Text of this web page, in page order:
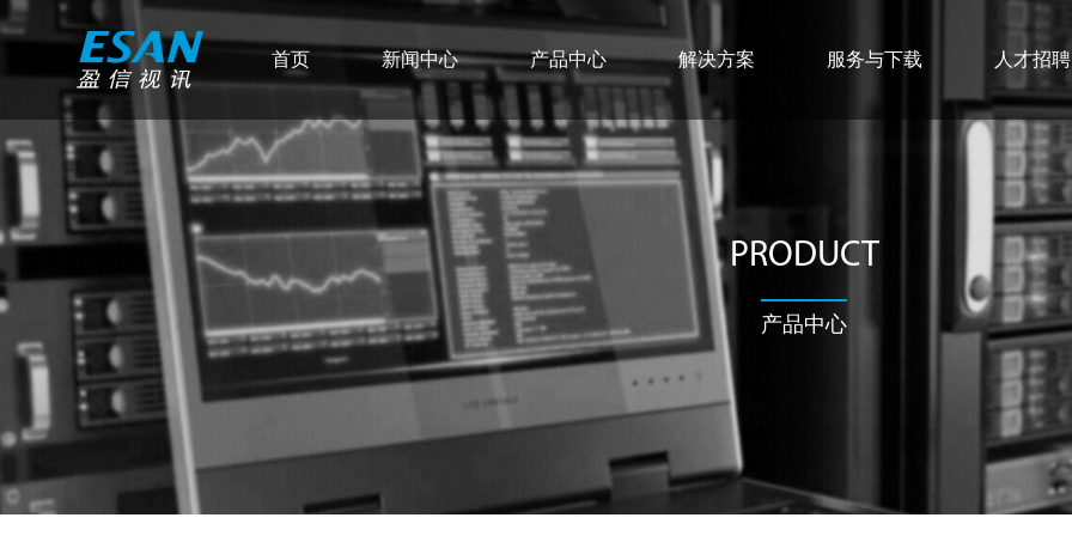
首页 新闻中心 产品中心 解决方案 服务与下载 人才招聘
PRODUCT
产品中心